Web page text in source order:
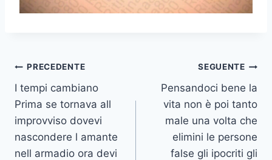
Navigazione
articoli
PRECEDENTE
I tempi cambiano
Prima se tornava all
improvviso dovevi
nascondere l amante
nell armadio ora devi
SEGUENTE
Pensandoci bene la
vita non è poi tanto
male una volta che
elimini le persone
false gli ipocriti gli